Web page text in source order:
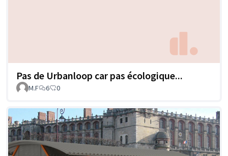
Pas de Urbanloop car pas écologique...
M.F 6 0